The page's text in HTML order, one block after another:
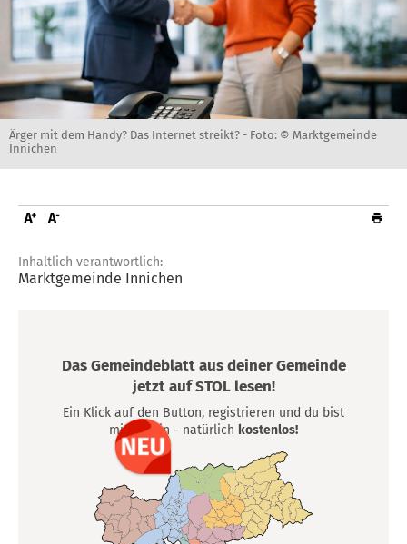
Ärger mit dem Handy? Das Internet streikt? - Foto: © Marktgemeinde
Innichen
Inhaltlich verantwortlich:
Marktgemeinde Innichen
Das Gemeindeblatt aus deiner Gemeinde
jetzt auf STOL lesen!
Ein Klick auf den Button, registrieren und du bist
mittendrin - natürlich kostenlos!